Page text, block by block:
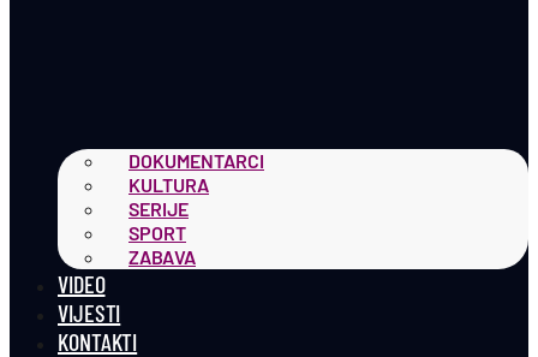
DOKUMENTARCI
KULTURA
SERIJE
SPORT
ZABAVA
VIDEO
VIJESTI
KONTAKTI